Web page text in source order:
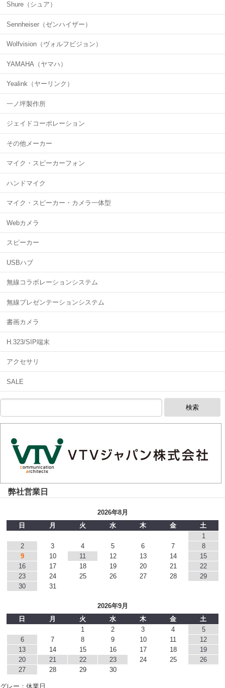
Shure（シュア）
Sennheiser（ゼンハイザー）
Wolfvision（ヴォルフビジョン）
YAMAHA（ヤマハ）
Yealink（ヤーリンク）
一ノ坪製作所
ジェイドコーポレーション
その他メーカー
マイク・スピーカーフォン
ハンドマイク
マイク・スピーカー・カメラ一体型
Webカメラ
スピーカー
USBハブ
無線コラボレーションシステム
無線プレゼンテーションシステム
書画カメラ
H.323/SIP端末
アクセサリ
SALE
検索
弊社営業日
2026年8月
日
月 火 水 木 金
土
1
2
3 4 5 6 7
8
9
10 11 12 13 14
15
16
17 18 19 20 21
22
23
24 25 26 27 28
29
30
31
2026年9月
日
月 火 水 木 金
土
1
2 3 4
5
6
7 8 9 10 11
12
13
14 15 16 17 18
19
20
21 22 23 24 25
26
27
28 29 30
グレー：休業日